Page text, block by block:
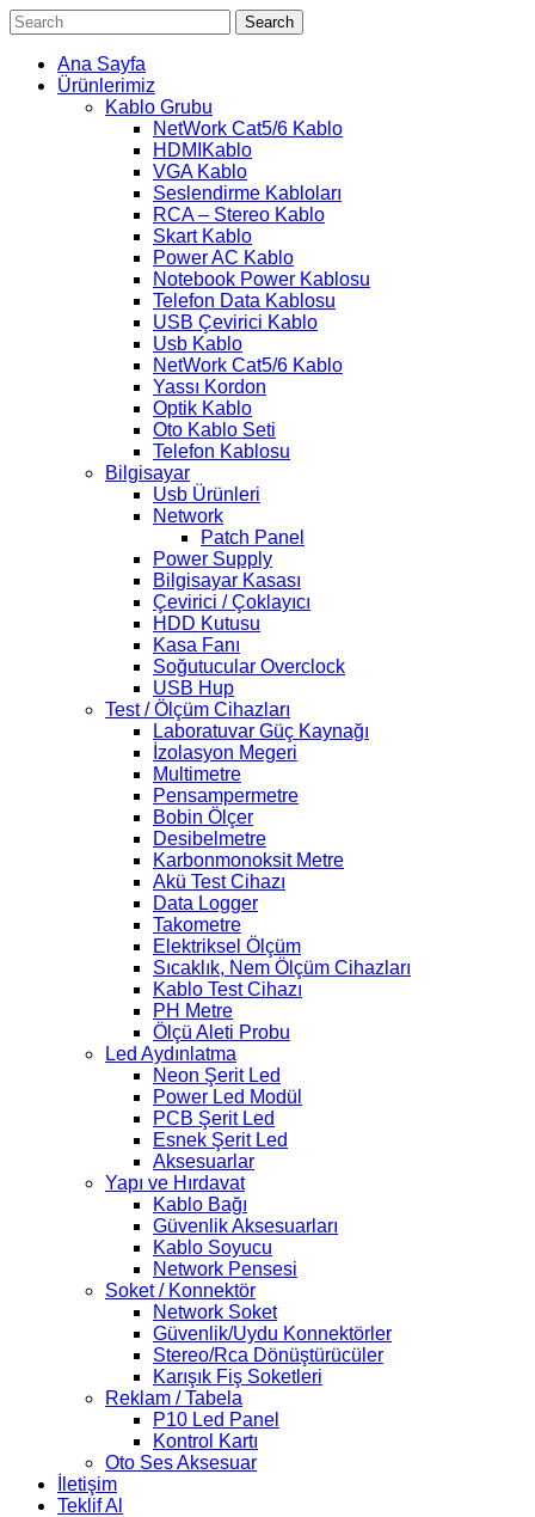
Search
Ana Sayfa
Ürünlerimiz
Kablo Grubu
NetWork Cat5/6 Kablo
HDMIKablo
VGA Kablo
Seslendirme Kabloları
RCA – Stereo Kablo
Skart Kablo
Power AC Kablo
Notebook Power Kablosu
Telefon Data Kablosu
USB Çevirici Kablo
Usb Kablo
NetWork Cat5/6 Kablo
Yassı Kordon
Optik Kablo
Oto Kablo Seti
Telefon Kablosu
Bilgisayar
Usb Ürünleri
Network
Patch Panel
Power Supply
Bilgisayar Kasası
Çevirici / Çoklayıcı
HDD Kutusu
Kasa Fanı
Soğutucular Overclock
USB Hup
Test / Ölçüm Cihazları
Laboratuvar Güç Kaynağı
İzolasyon Megeri
Multimetre
Pensampermetre
Bobin Ölçer
Desibelmetre
Karbonmonoksit Metre
Akü Test Cihazı
Data Logger
Takometre
Elektriksel Ölçüm
Sıcaklık, Nem Ölçüm Cihazları
Kablo Test Cihazı
PH Metre
Ölçü Aleti Probu
Led Aydınlatma
Neon Şerit Led
Power Led Modül
PCB Şerit Led
Esnek Şerit Led
Aksesuarlar
Yapı ve Hırdavat
Kablo Bağı
Güvenlik Aksesuarları
Kablo Soyucu
Network Pensesi
Soket / Konnektör
Network Soket
Güvenlik/Uydu Konnektörler
Stereo/Rca Dönüştürücüler
Karışık Fiş Soketleri
Reklam / Tabela
P10 Led Panel
Kontrol Kartı
Oto Ses Aksesuar
İletişim
Teklif Al